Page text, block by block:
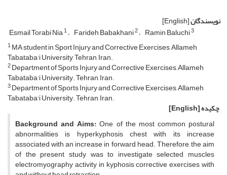
نویسندگان[English]
Esmail Torabi Nia1 Farideh Babakhani2 Ramin Baluchi3
1MA student in Sport Injury and Corrective Exercises, Allameh
Tabataba'i University, Tehran, Iran.
2Department of Sports Injury and Corrective Exercises, Allameh
Tabataba'i University. Tehran, Iran.
3Department of Sports Injury and Corrective Exercises, Allameh
Tabataba'i University. Tehran, Iran.
چکیده[English]
Background and Aims:One of the most common postural
abnormalities is hyperkyphosis chest with its increase
associated with an increase in forward head. Therefore, the aim
of the present study was to investigate selected muscles
electromyography activity in kyphosis corrective exercises with